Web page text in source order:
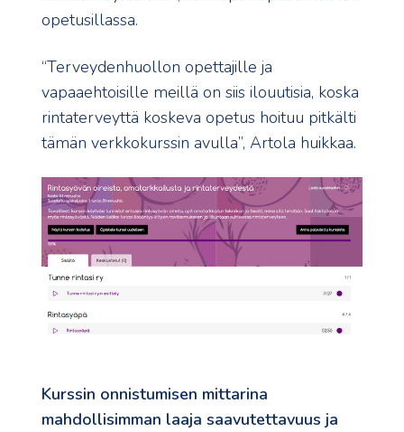
opetusillassa.
“Terveydenhuollon opettajille ja
vapaaehtoisille meillä on siis ilouutisia, koska
rintaterveyttä koskeva opetus hoituu pitkälti
tämän verkkokurssin avulla”, Artola huikkaa.
Kurssin onnistumisen mittarina
mahdollisimman laaja saavutettavuus ja